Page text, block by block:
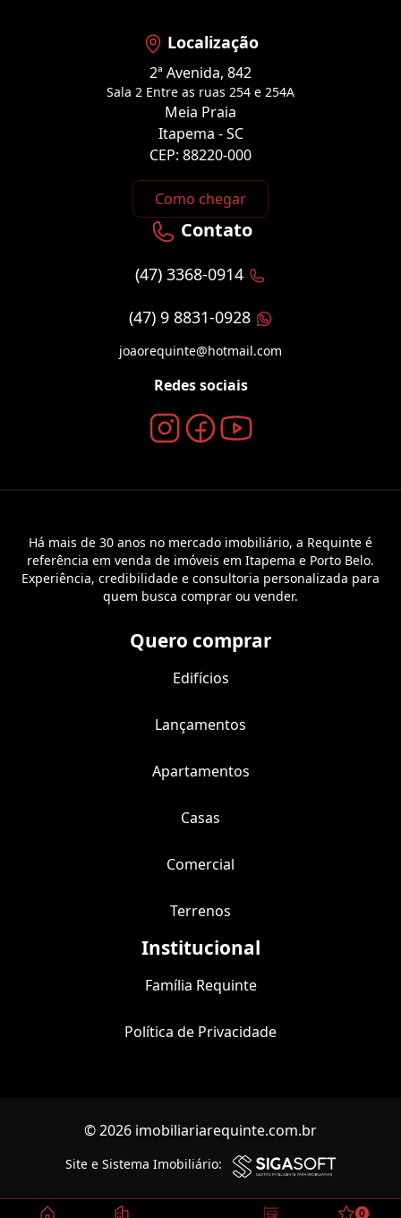
Localização
2ª Avenida, 842
Sala 2 Entre as ruas 254 e 254A
Meia Praia
Itapema - SC
CEP: 88220-000
Como chegar
Contato
(47) 3368-0914
(47) 9 8831-0928
joaorequinte@hotmail.com
Redes sociais
Há mais de 30 anos no mercado imobiliário, a Requinte é
referência em venda de imóveis em Itapema e Porto Belo.
Experiência, credibilidade e consultoria personalizada para
quem busca comprar ou vender.
Quero comprar
Edifícios
Lançamentos
Apartamentos
Casas
Comercial
Terrenos
Institucional
Família Requinte
Política de Privacidade
© 2026 imobiliariarequinte.com.br
Site e Sistema Imobiliário:
0